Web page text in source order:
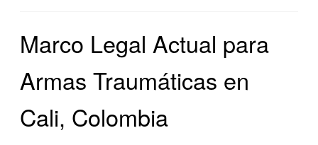
Marco Legal Actual para
Armas Traumáticas en
Cali, Colombia